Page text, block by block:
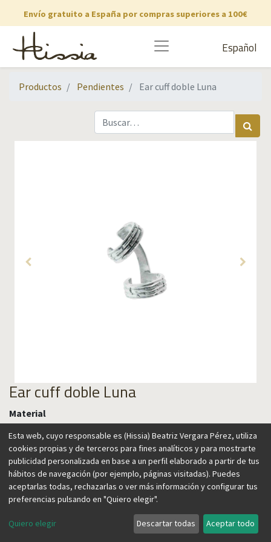
Envío gratuito a España por compras superiores a 100€
Español
Productos Pendientes Ear cuff doble Luna
Ear cuff doble Luna
Material
45,00€
Agregar al carrito
Esta web, cuyo responsable es (Hissia) Beatriz Vergara Pérez, utiliza
cookies propias y de terceros para fines analíticos y para mostrarte
publicidad personalizada en base a un perfil elaborado a partir de tus
hábitos de navegación (por ejemplo, páginas visitadas). Puedes
aceptarlas todas, rechazarlas o ver más información y configurar tus
preferencias pulsando en "Quiero elegir".
Quiero elegir Descartar todas Aceptar todo